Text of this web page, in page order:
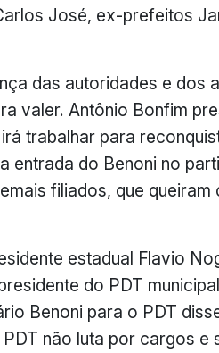
José, ex-prefeitos
das autoridades e dos
valer. Antônio Bonfim
trabalhar para
entrada do Benoni no
filiados, que queiram
estadual Flavio
do PDT
Benoni para o PDT
não luta por cargos e